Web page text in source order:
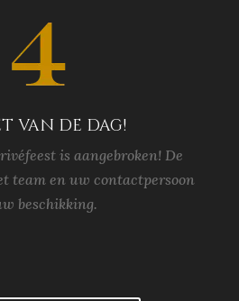
van de dag!
is aangebroken! De
team en uw contactpersoon
beschikking.